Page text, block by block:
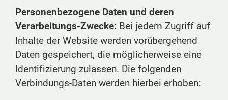
Personenbezogene Daten und deren
Verarbeitungs-Zwecke: Bei jedem Zugriff auf
Inhalte der Website werden vorübergehend
Daten gespeichert, die möglicherweise eine
Identifizierung zulassen. Die folgenden
Verbindungs-Daten werden hierbei erhoben: